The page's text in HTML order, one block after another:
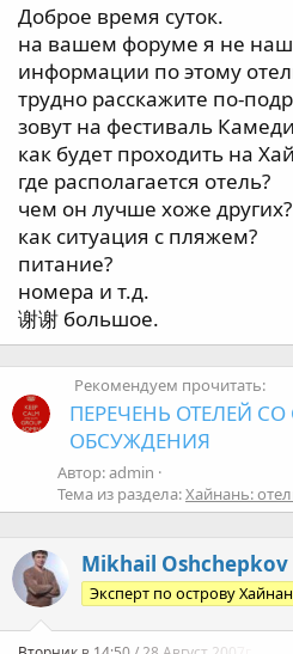
Доброе время суток.
на вашем форуме я не
информации по этому
трудно расскажите по-
зовут на фестиваль
как будет проходить на
где располагается отель?
чем он лучше хоже других?
как ситуация с пляжем?
питание?
номера и т.д.
谢谢 большое.
Рекомендуем прочитать:
ПЕРЕЧЕНЬ ОТЕЛЕЙ
ОБСУЖДЕНИЯ
Автор: admin
Тема из раздела:Хайнань:
Mikhail Oshchepkov
Эксперт по острову